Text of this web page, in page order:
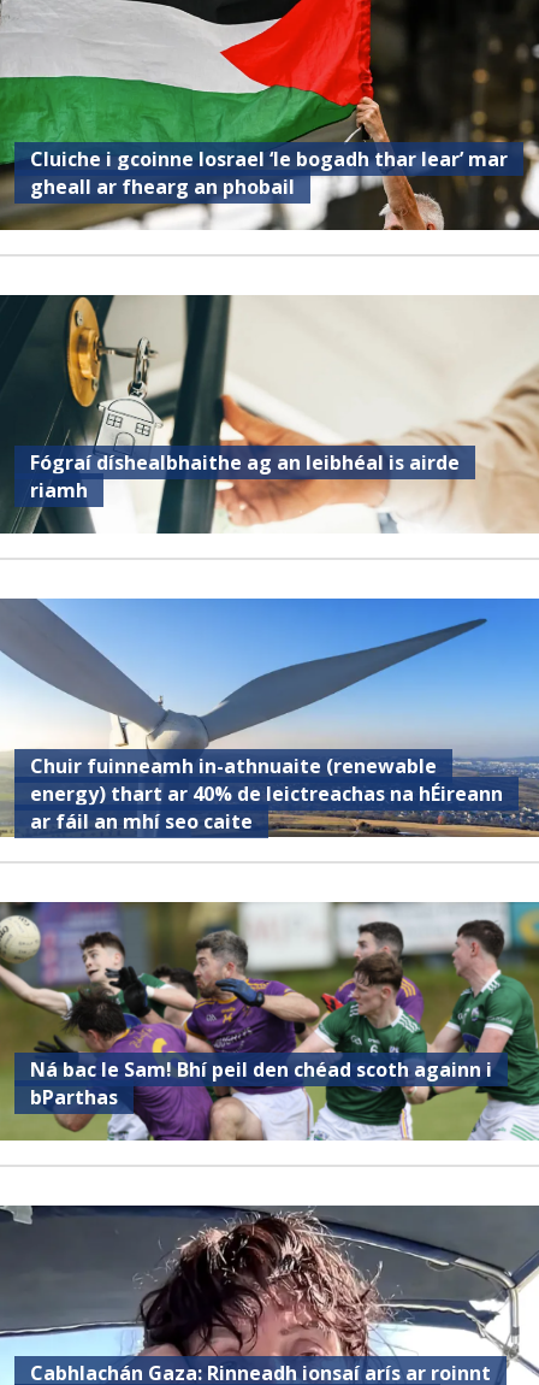
Cluiche i gcoinne Iosrael ‘le bogadh thar lear’ mar
gheall ar fhearg an phobail
Fógraí díshealbhaithe ag an leibhéal is airde
riamh
Chuir fuinneamh in-athnuaite (renewable
energy) thart ar 40% de leictreachas na hÉireann
ar fáil an mhí seo caite
Ná bac le Sam! Bhí peil den chéad scoth againn i
bParthas
Cabhlachán Gaza: Rinneadh ionsaí arís ar roinnt